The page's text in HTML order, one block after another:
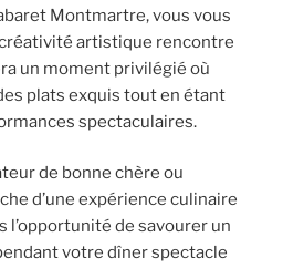
Montmartre, vous vous
artistique rencontre
un moment privilégié où
plats exquis tout en étant
spectaculaires.
de bonne chère ou
d’une expérience culinaire
l’opportunité de savourer un
votre dîner spectacle